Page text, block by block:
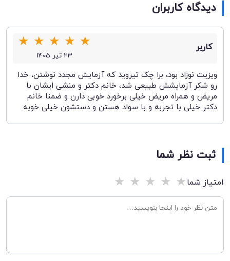
دیدگاه کاربران
کاربر ★
★
★
★
★
23 تیر 1405
ویزیت نوزاد بود، برا چک تیروید که آزمایش مجدد نوشتن، خدا
رو شکر آزمایشش طبیعی شد، خانم دکتر و منشی ایشان با
مریض و همراه مریض خیلی برخورد خوبی دارن و ضمنا خانم
دکتر خیلی با تجربه و با سواد هستن و دستشون خیلی خوبه.
ثبت نظر شما
امتیاز شما★
★
★
★
★